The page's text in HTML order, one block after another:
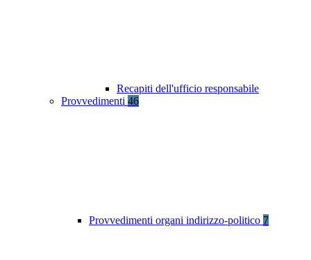
Recapiti dell'ufficio responsabile
Provvedimenti 46
Provvedimenti organi indirizzo-politico 7